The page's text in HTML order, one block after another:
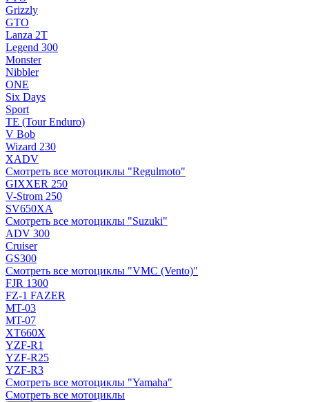
Grizzly
GTO
Lanza 2T
Legend 300
Monster
Nibbler
ONE
Six Days
Sport
TE (Tour Enduro)
V Bob
Wizard 230
XADV
Смотреть все мотоциклы "Regulmoto"
GIXXER 250
V-Strom 250
SV650XA
Смотреть все мотоциклы "Suzuki"
ADV 300
Cruiser
GS300
Смотреть все мотоциклы "VMC (Vento)"
FJR 1300
FZ-1 FAZER
MT-03
MT-07
XT660X
YZF-R1
YZF-R25
YZF-R3
Смотреть все мотоциклы "Yamaha"
Смотреть все мотоциклы